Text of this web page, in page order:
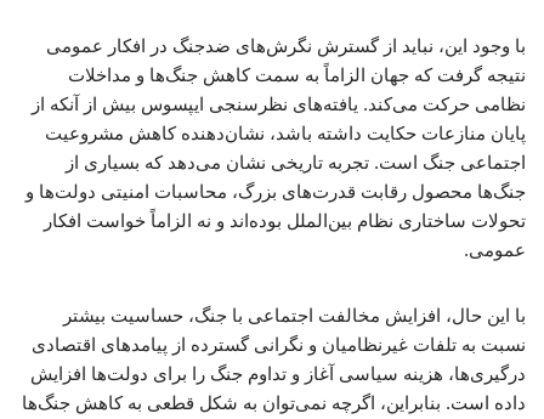
با وجود این، نباید از گسترش نگرش‌های ضدجنگ در افکار عمومی
نتیجه گرفت که جهان الزاماً به سمت کاهش جنگ‌ها و مداخلات
نظامی حرکت می‌کند. یافته‌های نظرسنجی ایپسوس بیش از آنکه از
پایان منازعات حکایت داشته باشد، نشان‌دهنده کاهش مشروعیت
اجتماعی جنگ است. تجربه تاریخی نشان می‌دهد که بسیاری از
جنگ‌ها محصول رقابت قدرت‌های بزرگ، محاسبات امنیتی دولت‌ها و
تحولات ساختاری نظام بین‌الملل بوده‌اند و نه الزاماً خواست افکار
عمومی.
با این حال، افزایش مخالفت اجتماعی با جنگ، حساسیت بیشتر
نسبت به تلفات غیرنظامیان و نگرانی گسترده از پیامدهای اقتصادی
درگیری‌ها، هزینه سیاسی آغاز و تداوم جنگ را برای دولت‌ها افزایش
داده است. بنابراین، اگرچه نمی‌توان به شکل قطعی به کاهش جنگ‌ها